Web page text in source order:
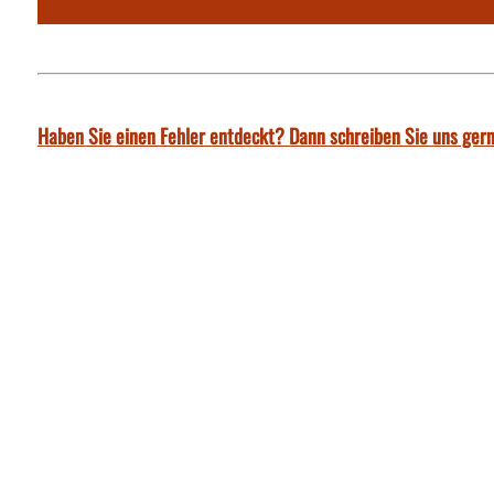
Haben Sie einen Fehler entdeckt? Dann schreiben Sie uns